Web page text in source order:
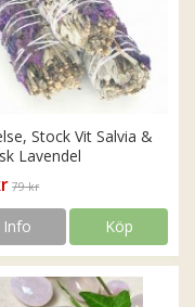
Stock Vit Salvia &
Lavendel
79 kr
Info Köp